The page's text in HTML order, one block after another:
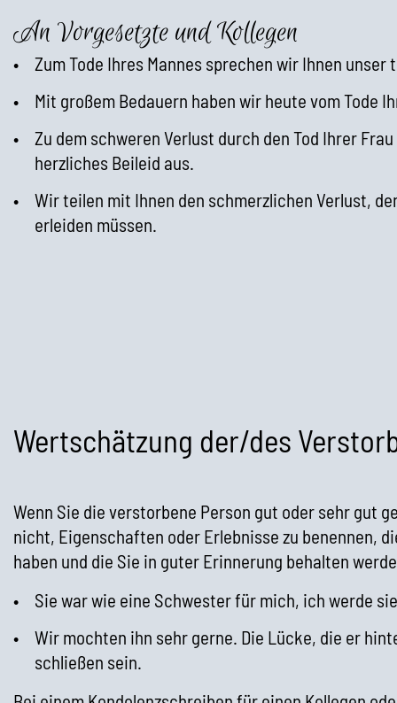
An Vorgesetzte und Kollegen
Zum Tode Ihres Mannes sprechen wir Ihnen
Mit großem Bedauern haben wir heute vom Tode
Zu dem schweren Verlust durch den Tod Ihrer
herzliches Beileid aus.
Wir teilen mit Ihnen den schmerzlichen Verlust,
erleiden müssen.
Wertschätzung der/des
Wenn Sie die verstorbene Person gut oder sehr gut
nicht, Eigenschaften oder Erlebnisse zu benennen,
haben und die Sie in guter Erinnerung behalten
Sie war wie eine Schwester für mich, ich werde
Wir mochten ihn sehr gerne. Die Lücke, die er
schließen sein.